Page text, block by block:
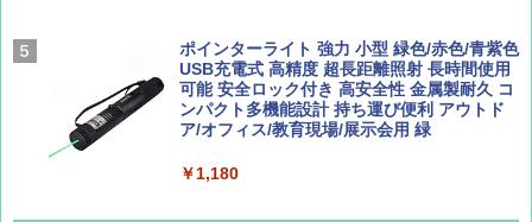
[キャンパーズコレクション 山善] 傘みたいに
広げるだけ パッとサッとテント キューブワ
イド ブラックコーティング フルクローズ メ
ッシュ 4人用 簡単設置 ポップアップテント P
ATCW-150B エクルベージュ
￥-
ポインターライト 強力 小型 緑色/赤色/青紫色
USB充電式 高精度 超長距離照射 長時間使用
可能 安全ロック付き 高安全性 金属製耐久 コ
ンパクト多機能設計 持ち運び便利 アウトド
ア/オフィス/教育現場/展示会用 緑
￥1,180